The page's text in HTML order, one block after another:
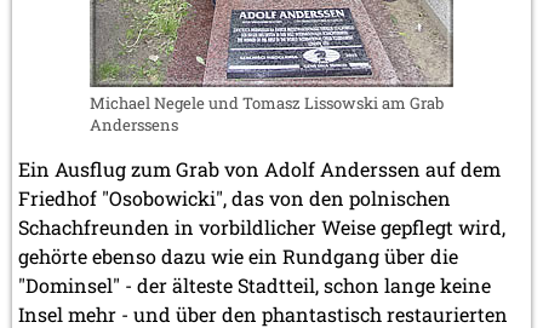
Michael Negele und Tomasz Lissowski am Grab
Anderssens
Ein Ausflug zum Grab von Adolf Anderssen auf dem
Friedhof "Osobowicki", das von den polnischen
Schachfreunden in vorbildlicher Weise gepflegt wird,
gehörte ebenso dazu wie ein Rundgang über die
"Dominsel" - der älteste Stadtteil, schon lange keine
Insel mehr - und über den phantastisch restaurierten